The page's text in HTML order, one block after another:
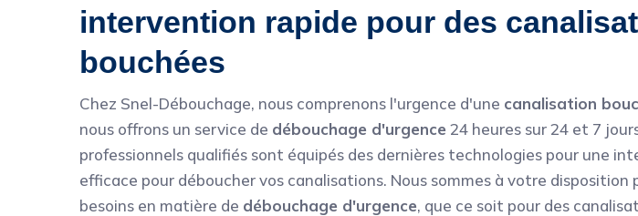
intervention rapide pour des
bouchées
Chez Snel-Débouchage, nous comprenons l'urgence d'une canalisation
nous offrons un service de débouchage d'urgence 24 heures sur 24 et 7
professionnels qualifiés sont équipés des dernières technologies pour une
efficace pour déboucher vos canalisations. Nous sommes à votre disposition
besoins en matière de débouchage d'urgence, que ce soit pour des